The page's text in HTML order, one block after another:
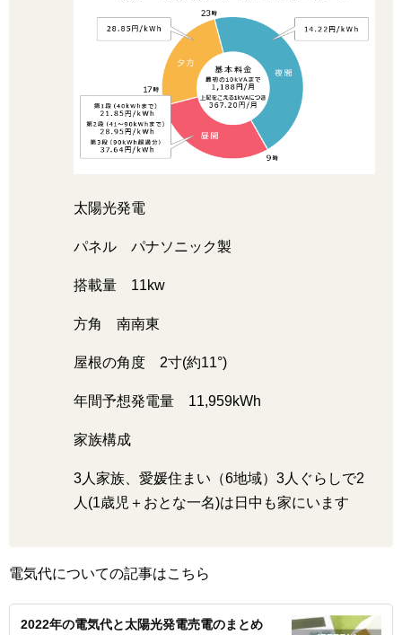
太陽光発電
パネル パナソニック製
搭載量 11kw
方角 南南東
屋根の角度 2寸(約11°)
年間予想発電量 11,959kWh
家族構成
3人家族、愛媛住まい（6地域）3人ぐらしで2
人(1歳児＋おとな一名)は日中も家にいます
電気代についての記事はこちら
2022年の電気代と太陽光発電売電のまとめ